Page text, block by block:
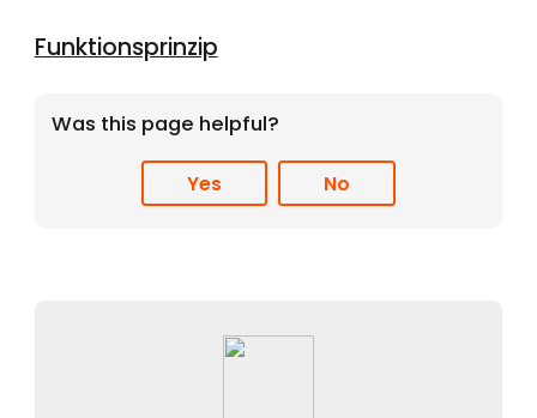
Funktionsprinzip
Was this page helpful?
Yes No